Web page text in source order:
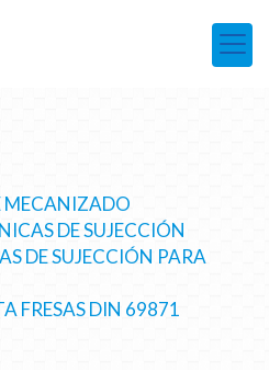
MECANIZADO
DE SUJECCIÓN
DE SUJECCIÓN PARA
FRESAS DIN 69871